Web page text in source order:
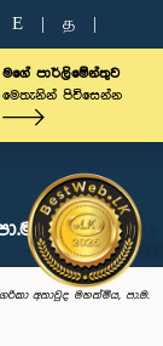
E த
මගේ පාර්ලිමේන්තුව
මෙතැනින් පිවිසෙන්න
අතාවුද මහත්මිය, පා.ම.